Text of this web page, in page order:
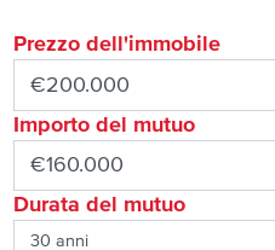
Prezzo dell'immobile
Importo del mutuo
Durata del mutuo